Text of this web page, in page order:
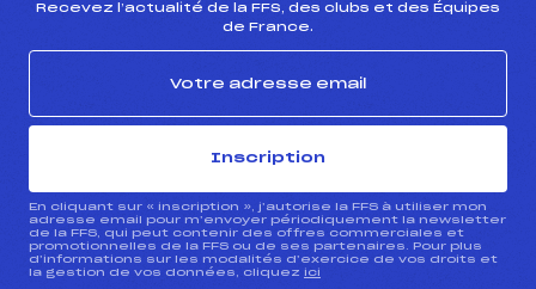
Recevez l’actualité de la FFS, des clubs et des Équipes
de France.
Inscription
En cliquant sur « inscription », j’autorise la FFS à utiliser mon
adresse email pour m’envoyer périodiquement la newsletter
de la FFS, qui peut contenir des offres commerciales et
promotionnelles de la FFS ou de ses partenaires. Pour plus
d’informations sur les modalités d’exercice de vos droits et
la gestion de vos données, cliquez ici